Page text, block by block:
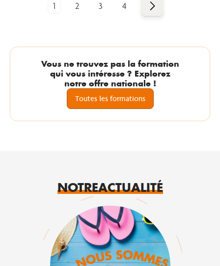
1 2 3 4 Suivant
Vous ne trouvez pas la formation
qui vous intéresse ? Explorez
notre offre nationale !
Toutes les formations
NOTREACTUALITÉ